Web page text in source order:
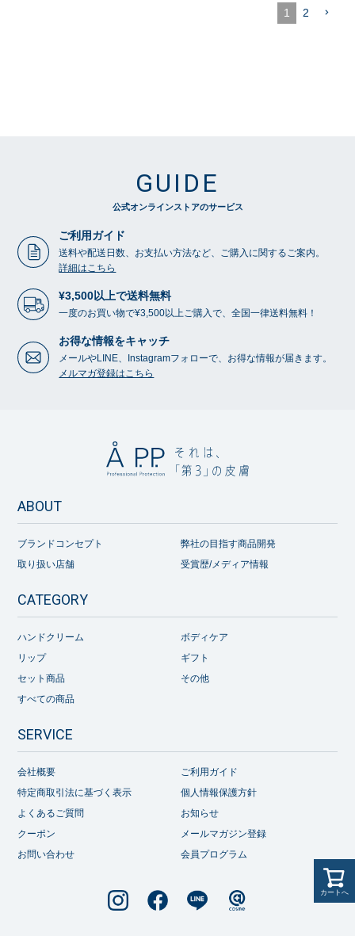
1 2
カートへ
GUIDE
公式オンラインストアのサービス
ご利用ガイド
送料や配送日数、お支払い方法など、ご購入に関するご案内。
詳細はこちら
¥3,500以上で送料無料
一度のお買い物で¥3,500以上ご購入で、全国一律送料無料！
お得な情報をキャッチ
メールやLINE、Instagramフォローで、お得な情報が届きます。
メルマガ登録はこちら
ABOUT
ブランドコンセプト
弊社の目指す商品開発
取り扱い店舗
受賞歴/メディア情報
CATEGORY
ハンドクリーム
ボディケア
リップ
ギフト
セット商品
その他
すべての商品
SERVICE
会社概要
ご利用ガイド
特定商取引法に基づく表示
個人情報保護方針
よくあるご質問
お知らせ
クーポン
メールマガジン登録
お問い合わせ
会員プログラム